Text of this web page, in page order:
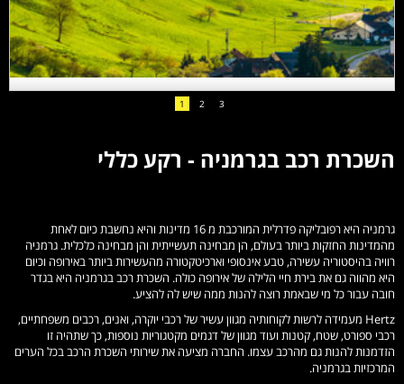
1 2 3
השכרת רכב בגרמניה - רקע כללי
גרמניה היא רפובליקה פדרלית המורכבת מ 16 מדינות והיא נחשבת כיום לאחת
מהמדינות החזקות ביותר בעולם, הן מבחינה תעשייתית והן מבחינה כלכלית. גרמניה
רוויה בהיסטוריה עשירה, טבע אינסופי וארכיטקטורה מהעשירות ביותר באירופה וכיום
היא מהווה גם את בירת חיי הלילה של אירופה כולה. השכרת רכב בגרמניה היא בגדר
חובה עבור כל מי שבאמת רוצה להנות ממה שיש לה להציע.
Hertz מעמידה לרשות לקוחותיה מגוון עשיר של רכבי יוקרה, ואנים, רכבים משפחתיים,
רכבי ספורט, שטח, קטנות ועוד מגוון של דגמים מקטגוריות נוספות, כך שתהיה זו
הזדמנות להנות גם מהרכב עצמו. החברה מציעה את שירותי השכרת הרכב בכל הערים
המרכזיות בגרמניה.